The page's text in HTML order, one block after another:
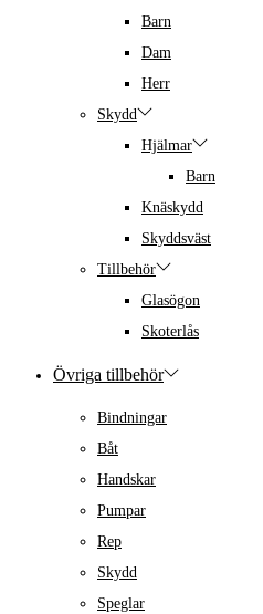
Barn
Dam
Herr
Skydd
Hjälmar
Barn
Knäskydd
Skyddsväst
Tillbehör
Glasögon
Skoterlås
Övriga tillbehör
Bindningar
Båt
Handskar
Pumpar
Rep
Skydd
Speglar